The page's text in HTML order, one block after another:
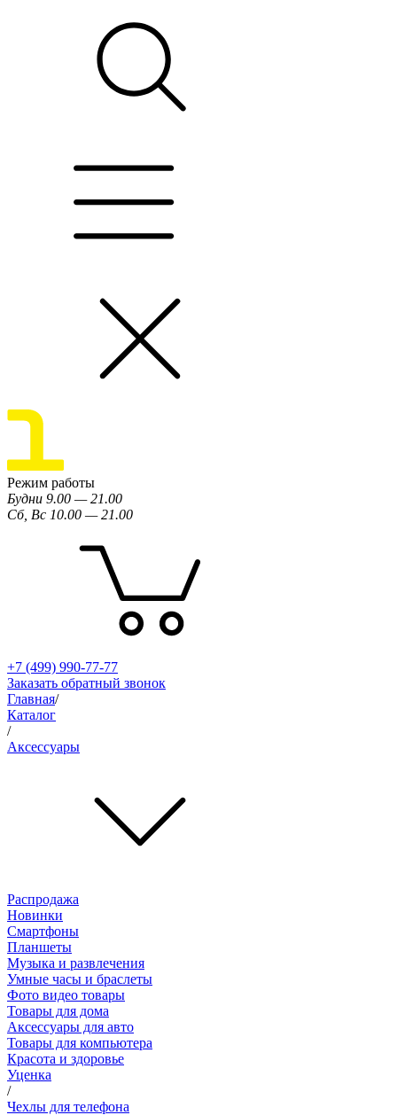
Режим работы
Будни 9.00 — 21.00
Сб, Вс 10.00 — 21.00
+7 (499) 990-77-77
Заказать обратный звонок
Главная/
Каталог
/
Аксессуары
Распродажа
Новинки
Смартфоны
Планшеты
Музыка и развлечения
Умные часы и браслеты
Фото видео товары
Товары для дома
Аксессуары для авто
Товары для компьютера
Красота и здоровье
Уценка
/
Чехлы для телефона